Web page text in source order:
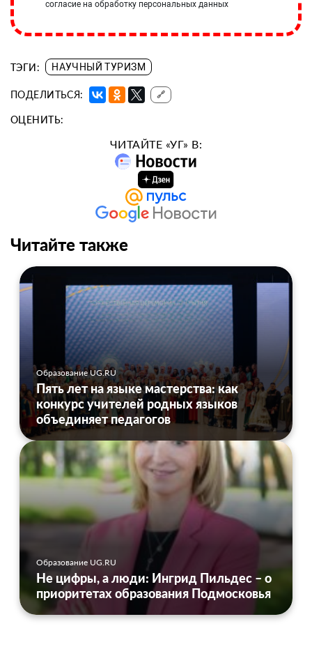
согласие на обработку персональных данных
ТЭГИ: НАУЧНЫЙ ТУРИЗМ
ПОДЕЛИТЬСЯ: 🔗
ОЦЕНИТЬ:
ЧИТАЙТЕ «УГ» В:
Читайте также
Образование UG.RU
Пять лет на языке мастерства: как
конкурс учителей родных языков
объединяет педагогов
Образование UG.RU
Не цифры, а люди: Ингрид Пильдес – о
приоритетах образования Подмосковья